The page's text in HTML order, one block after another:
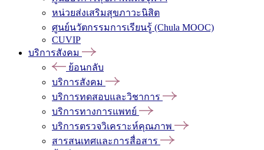
หน่วยส่งเสริมสุขภาวะนิสิต
ศูนย์นวัตกรรมการเรียนรู้ (Chula MOOC)
CUVIP
บริการสังคม
ย้อนกลับ
บริการสังคม
บริการทดสอบและวิชาการ
บริการทางการแพทย์
บริการตรวจวิเคราะห์คุณภาพ
สารสนเทศและการสื่อสาร